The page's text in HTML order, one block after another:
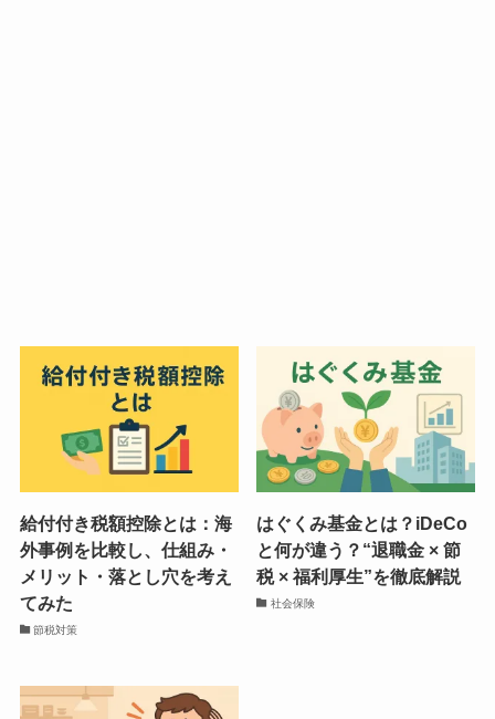
給付付き税額控除とは：海
外事例を比較し、仕組み・
メリット・落とし穴を考え
てみた
節税対策
はぐくみ基金とは？iDeCo
と何が違う？“退職金 × 節
税 × 福利厚生”を徹底解説
社会保険